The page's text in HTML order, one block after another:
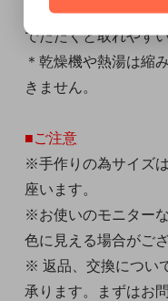
オルを押し当てて下
でたたくと取れやす
＊乾燥機や熱湯は縮
きません。
■ご注意
※手作りの為サイズ
座います。
※お使いのモニター
色に見える場合がござ
※ 返品、交換につい
承ります。まずはお